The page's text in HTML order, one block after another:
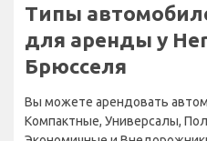
Типы
для аренды у
Брюсселя
Вы можете арендовать
Компактные, Универсалы,